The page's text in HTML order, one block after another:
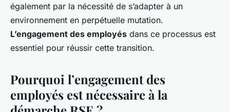
également par la nécessité de s’adapter à un
environnement en perpétuelle mutation.
L’engagement des employés dans ce processus est
essentiel pour réussir cette transition.
Pourquoi l’engagement des
employés est nécessaire à la